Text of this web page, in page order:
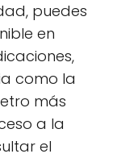
puedes
en
como la
más
a la
el